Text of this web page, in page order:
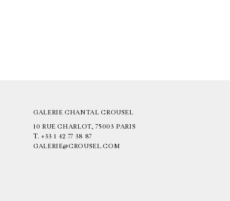
GALERIE CHANTAL CROUSEL
10 RUE CHARLOT, 75003 PARIS
T. +33 1 42 77 38 87
GALERIE@CROUSEL.COM